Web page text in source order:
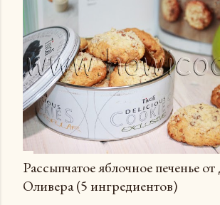
Рассыпчатое яблочное печенье
Оливера (5 ингредиентов)